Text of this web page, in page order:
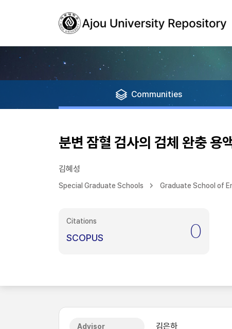
Communities
분변 잠혈 검사의 검체 완충 용
김혜성
Special Graduate Schools Graduate School of
Citations
SCOPUS 0
Advisor 김은하